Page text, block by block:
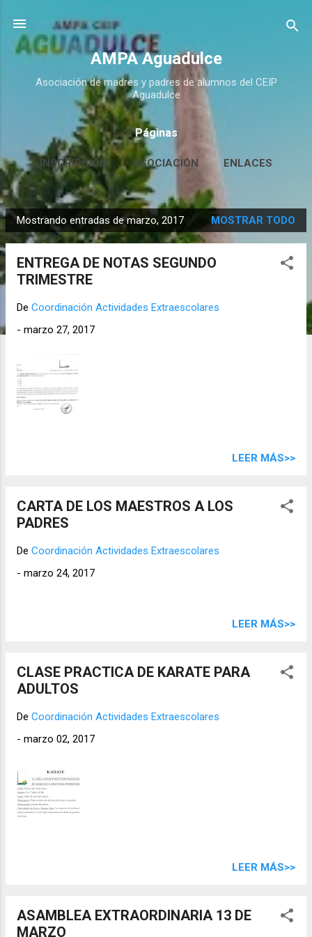
Ir al contenido principal
AMPA Aguadulce
Asociación de madres y padres de alumnos del CEIP
Aguadulce
Páginas
INSCRIPCIÓN ASOCIACIÓN ENLACES
CONTACTO MÁS… HUERTO ESCOLAR
E
n
Mostrando entradas de marzo, 2017 MOSTRAR TODO
ENTREGA DE NOTAS SEGUNDO
TRIMESTRE
De Coordinación Actividades Extraescolares
- marzo 27, 2017
LEER MÁS>>
CARTA DE LOS MAESTROS A LOS
PADRES
De Coordinación Actividades Extraescolares
- marzo 24, 2017
LEER MÁS>>
CLASE PRACTICA DE KARATE PARA
ADULTOS
De Coordinación Actividades Extraescolares
- marzo 02, 2017
LEER MÁS>>
ASAMBLEA EXTRAORDINARIA 13 DE
MARZO